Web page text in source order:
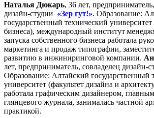
Наталья Дюкарь, 36 лет,
дизайн-студии «Зер гут!». Образование:
государственный технический университет
бизнеса), международный институт
запуска собственного бизнеса работала
маркетинга и продаж типографии,
развитию в инжиниринговой компании.
лет, предприниматель, совладелец дизайн-
Образование: Алтайский государственный
университет (факультет дизайна и
работала графическим дизайнером,
глянцевого журнала, занималась частной
практикой.